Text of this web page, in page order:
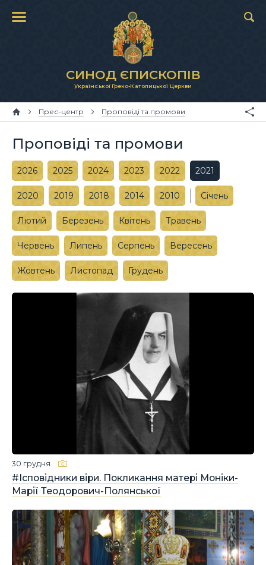
СИНОД ЄПИСКОПІВ
Української Греко-Католицької Церкви
Прес-центр Проповіді та промови
Проповіді та промови
2026 2025 2024 2023 2022 2021
2020 2019 2018 2014 2010 Січень
Лютий Березень Квітень Травень
Червень Липень Серпень Вересень
Жовтень Листопад Грудень
#Ісповідники віри. Покликання матері Моніки-
Марії Теодорович-Полянської
30 грудня